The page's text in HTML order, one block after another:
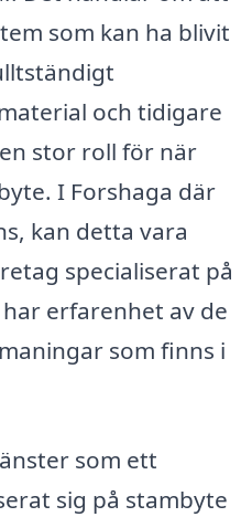
som kan ha blivit
och tidigare
stor roll för när
I Forshaga där
kan detta vara
specialiserat på
erfarenhet av de
som finns i
som ett
sig på stambyte